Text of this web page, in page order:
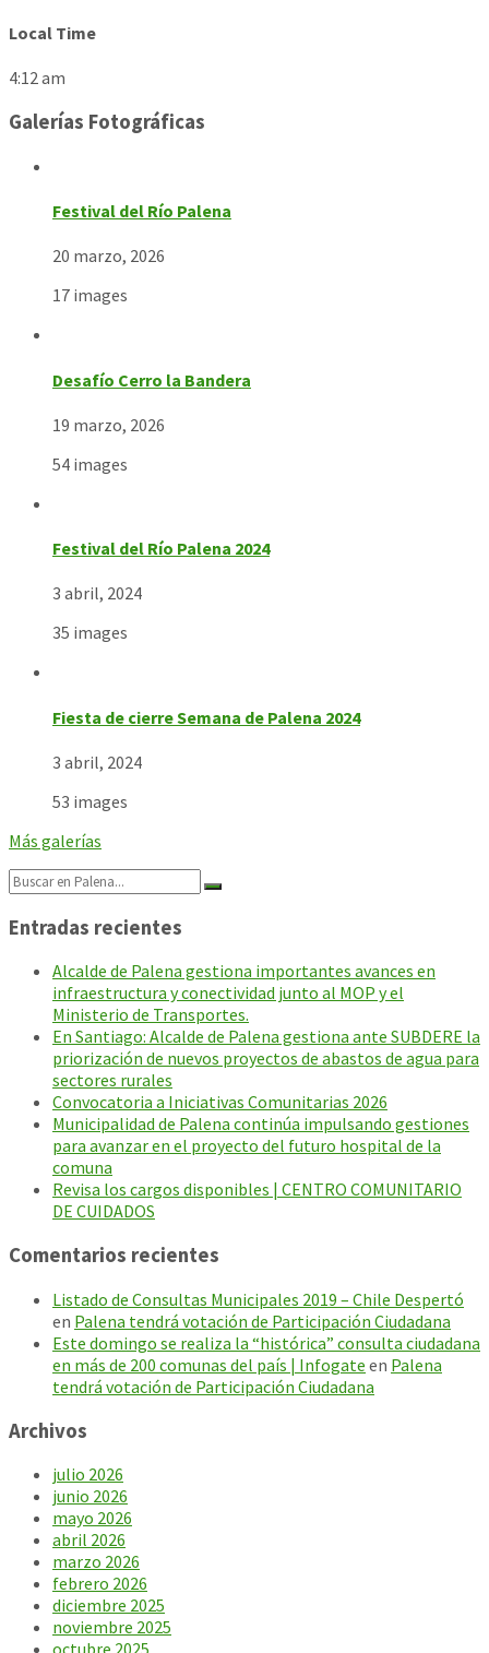
Local Time
4:12 am
Galerías Fotográficas
Festival del Río Palena
20 marzo, 2026
17 images
Desafío Cerro la Bandera
19 marzo, 2026
54 images
Festival del Río Palena 2024
3 abril, 2024
35 images
Fiesta de cierre Semana de Palena 2024
3 abril, 2024
53 images
Más galerías
Search:
Entradas recientes
Alcalde de Palena gestiona importantes avances en
infraestructura y conectividad junto al MOP y el
Ministerio de Transportes.
En Santiago: Alcalde de Palena gestiona ante SUBDERE la
priorización de nuevos proyectos de abastos de agua para
sectores rurales
Convocatoria a Iniciativas Comunitarias 2026
Municipalidad de Palena continúa impulsando gestiones
para avanzar en el proyecto del futuro hospital de la
comuna
Revisa los cargos disponibles | CENTRO COMUNITARIO
DE CUIDADOS
Comentarios recientes
Listado de Consultas Municipales 2019 – Chile Despertó
en Palena tendrá votación de Participación Ciudadana
Este domingo se realiza la “histórica” consulta ciudadana
en más de 200 comunas del país | Infogate en Palena
tendrá votación de Participación Ciudadana
Archivos
julio 2026
junio 2026
mayo 2026
abril 2026
marzo 2026
febrero 2026
diciembre 2025
noviembre 2025